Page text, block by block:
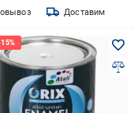
Доставим